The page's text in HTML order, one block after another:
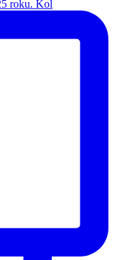
roku. Kol